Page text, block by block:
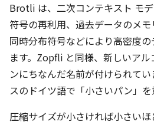
Brotli は、二次コンテキスト モ
符号の再利用、過去データのメモ
同時分布符号などにより高密度
ます。Zopfli と同様、新しいア
ンにちなんだ名前が付けられて
スのドイツ語で「小さいパン」を
圧縮サイズが小さければ小さい